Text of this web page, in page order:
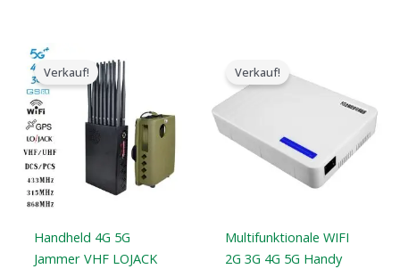
Verkauf!
Handheld 4G 5G
Jammer VHF LOJACK
ursprüngliche
Preis
war:
$1,539.00.$839.99.
Verkauf!
Multifunktionale WIFI
2G 3G 4G 5G Handy
ursprüngliche
Preis
ist:
$369.69.